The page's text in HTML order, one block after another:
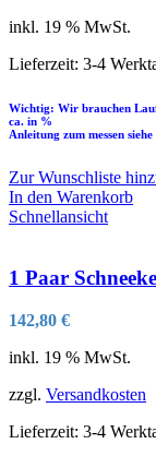
inkl. 19 % MwSt.
Lieferzeit: 3-4
Wichtig: Wir brauchen
ca. in %
Anleitung zum messen
Zur Wunschliste
In den Warenkorb
Schnellansicht
1 Paar
142,80 €
inkl. 19 % MwSt.
zzgl. Versandkosten
Lieferzeit: 3-4